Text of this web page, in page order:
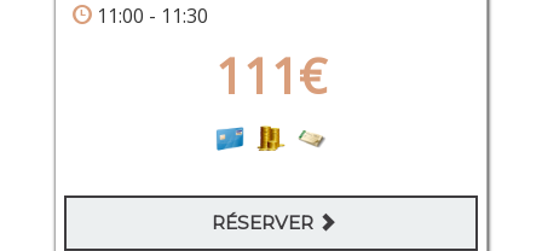
11:00 - 11:30
111€
RÉSERVER